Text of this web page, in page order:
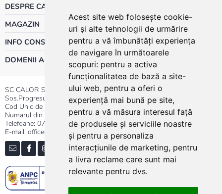
Acest site web folosește cookie-
uri și alte tehnologii de urmărire
pentru a vă îmbunătăți experiența
de navigare în următoarele
scopuri: pentru a activa
funcționalitatea de bază a site-
ului web, pentru a oferi o
experiență mai bună pe site,
pentru a vă măsura interesul față
de produsele și serviciile noastre
și pentru a personaliza
interacțiunile de marketing, pentru
a livra reclame care sunt mai
relevante pentru dvs.
DESPRE CALOR
MAGAZIN
INFO CONSUMATOR
DOMENII ACTIVITATE
SC CALOR SRL
Sos.Progresului nr.30-40, Sector 5, Bucuresti
Cod Unic de Inregistrare: RO 3004724
Numarul din Registrul Comertului:J40/13176/1991
Telefoane: 0737.23.44.44|021.411.44.44
E-mail: office@calor.ro